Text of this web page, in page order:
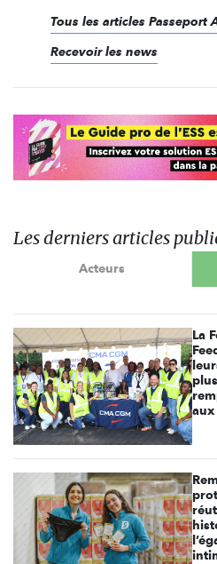
Tous les articles Passeport
Recevoir les news
Les derniers articles
Acteurs
La